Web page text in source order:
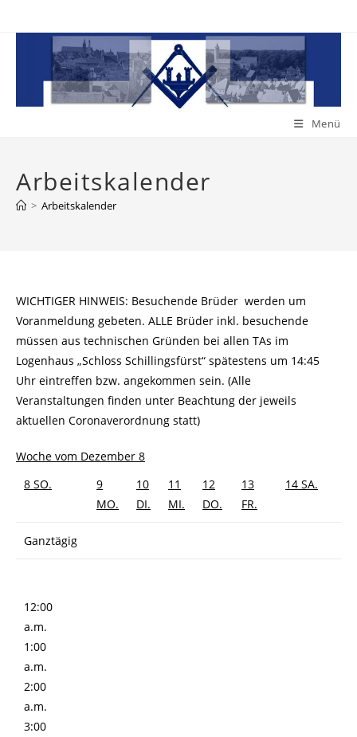
Inhalt
Menü
Arbeitskalender
> Arbeitskalender
WICHTIGER HINWEIS: Besuchende Brüder werden um
Voranmeldung gebeten. ALLE Brüder inkl. besuchende
müssen aus technischen Gründen bei allen TAs im
Logenhaus „Schloss Schillingsfürst“ spätestens um 14:45
Uhr eintreffen bzw. angekommen sein. (Alle
Veranstaltungen finden unter Beachtung der jeweils
aktuellen Coronaverordnung statt)
Woche vom Dezember 8
8 SO.
9
MO.
10
DI.
11
MI.
12
DO.
13
FR.
14 SA.
Ganztägig
12:00
a.m.
1:00
a.m.
2:00
a.m.
3:00